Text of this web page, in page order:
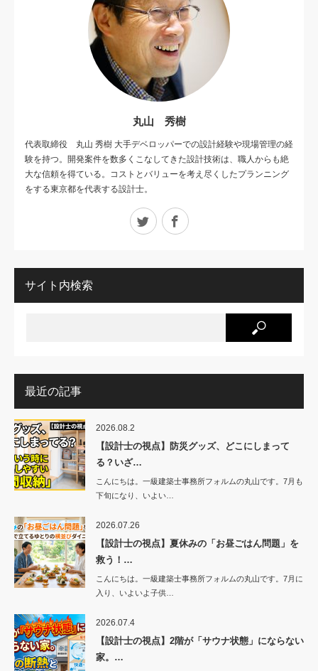
丸山 秀樹
代表取締役 丸山 秀樹 大手デベロッパーでの設計経験や現場管理の経
験を持つ。開発案件を数多くこなしてきた設計技術は、職人からも絶
大な信頼を得ている。コストとバリューを考え尽くしたプランニング
をする東京都を代表する設計士。
Twitter Facebook
サイト内検索
最近の記事
2026.08.2
【設計士の視点】防災グッズ、どこにしまって
る？いざ…
こんにちは。一級建築士事務所フォルムの丸山です。7月も
下旬になり、いよい…
2026.07.26
【設計士の視点】夏休みの「お昼ごはん問題」を
救う！…
こんにちは。一級建築士事務所フォルムの丸山です。7月に
入り、いよいよ子供…
2026.07.4
【設計士の視点】2階が「サウナ状態」にならない
家。…